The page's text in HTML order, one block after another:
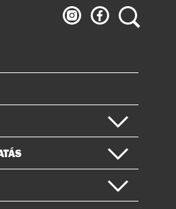
Ludwig
Múzeum
Ludwig
Múzeum
Keresés